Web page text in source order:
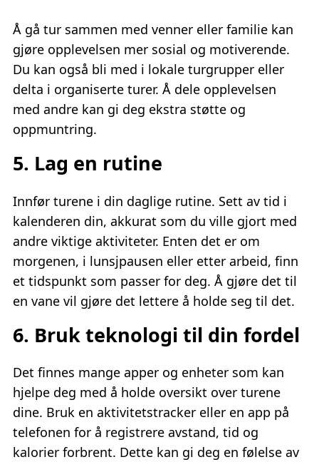
Å gå tur sammen med venner eller familie kan
gjøre opplevelsen mer sosial og motiverende.
Du kan også bli med i lokale turgrupper eller
delta i organiserte turer. Å dele opplevelsen
med andre kan gi deg ekstra støtte og
oppmuntring.
5. Lag en rutine
Innfør turene i din daglige rutine. Sett av tid i
kalenderen din, akkurat som du ville gjort med
andre viktige aktiviteter. Enten det er om
morgenen, i lunsjpausen eller etter arbeid, finn
et tidspunkt som passer for deg. Å gjøre det til
en vane vil gjøre det lettere å holde seg til det.
6. Bruk teknologi til din fordel
Det finnes mange apper og enheter som kan
hjelpe deg med å holde oversikt over turene
dine. Bruk en aktivitetstracker eller en app på
telefonen for å registrere avstand, tid og
kalorier forbrent. Dette kan gi deg en følelse av